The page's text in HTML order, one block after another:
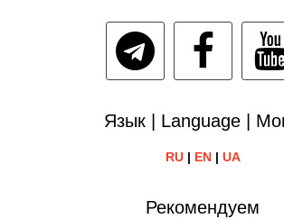
Язык | Language |
RU| EN| UA
Рекомендуем